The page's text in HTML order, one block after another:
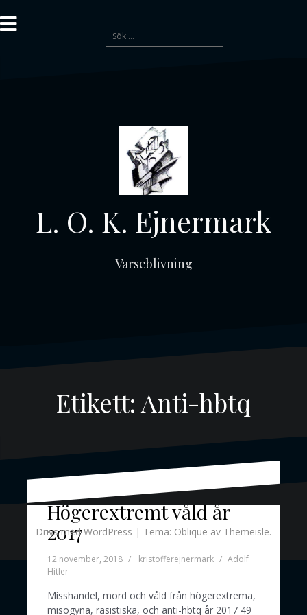
till
innehåll
Sök
efter:
L. O. K. Ejnermark
Varseblivning
Etikett: Anti-hbtq
Högerextremt våld år
2017
12 november, 2018 kristofferejnermark
Adolf
Hitler
Misshandel, mord och våld från högerextrema,
misogyna, rasistiska, och anti-hbtq år 2017 49
Drivs med WordPress | Tema: Oblique av Themeisle.